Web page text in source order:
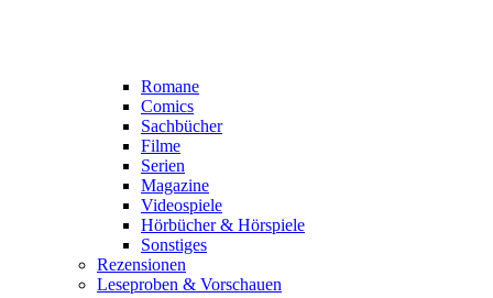
Romane
Comics
Sachbücher
Filme
Serien
Magazine
Videospiele
Hörbücher & Hörspiele
Sonstiges
Rezensionen
Leseproben & Vorschauen